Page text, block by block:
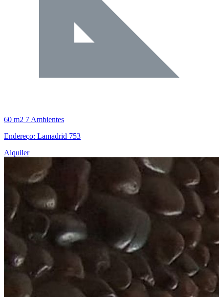
60 m2 7 Ambientes
Endereço: Lamadrid 753
Alquiler